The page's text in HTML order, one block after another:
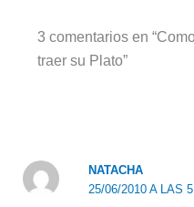
3 comentarios en
traer su Plato”
NATACHA
25/06/2010 A LAS